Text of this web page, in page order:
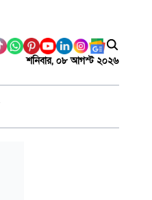
শনিবার, ০৮ আগস্ট ২০২৬